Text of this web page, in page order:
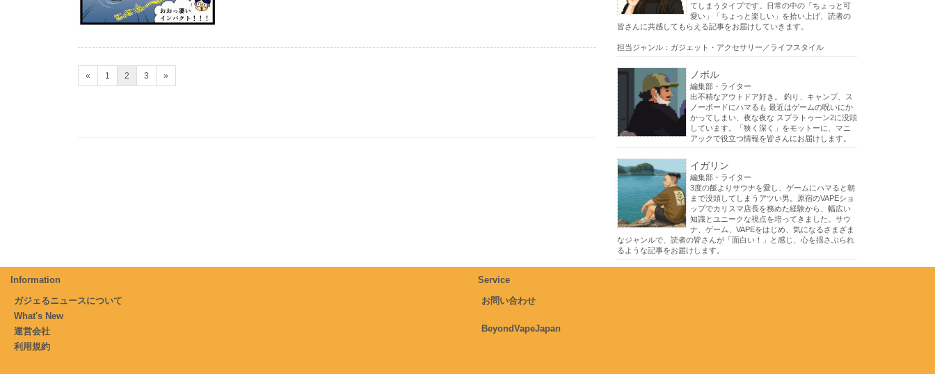
« 1 2 3 »
てしまうタイプです。日常の中の「ちょっと可
愛い」「ちょっと楽しい」を拾い上げ、読者の
皆さんに共感してもらえる記事をお届けしていきます。
担当ジャンル：ガジェット・アクセサリー／ライフスタイル
ノボル
編集部・ライター
出不精なアウトドア好き。 釣り、キャンプ、ス
ノーボードにハマるも 最近はゲームの呪いにか
かってしまい、夜な夜な スプラトゥーン2に没頭
しています。「狭く深く」をモットーに、マニ
アックで役立つ情報を皆さんにお届けします。
イガリン
編集部・ライター
3度の飯よりサウナを愛し、ゲームにハマると朝
まで没頭してしまうアツい男。原宿のVAPEショ
ップでカリスマ店長を務めた経験から、幅広い
知識とユニークな視点を培ってきました。サウ
ナ、ゲーム、VAPEをはじめ、気になるさまざま
なジャンルで、読者の皆さんが「面白い！」と感じ、心を揺さぶられ
るような記事をお届けします。
Information
ガジェるニュースについて
What's New
運営会社
利用規約
Service
お問い合わせ
BeyondVapeJapan